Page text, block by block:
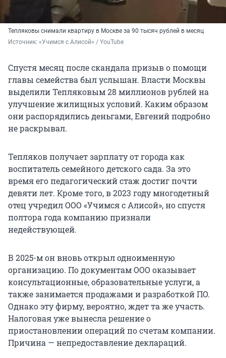
Тепляковы снимали квартиру в Москве за 90 тысяч рублей в месяц
Источник: «Учимся с Алисой» / YouTube
Спустя месяц после скандала призыв о помощи
главы семейства был услышан. Власти Москвы
выделили Тепляковым 28 миллионов рублей на
улучшение жилищных условий. Каким образом
они распорядились деньгами, Евгений подробно
не раскрывал.
Тепляков получает зарплату от города как
воспитатель семейного детского сада. За это
время его педагогический стаж достиг почти
девяти лет. Кроме того, в 2023 году многодетный
отец учредил ООО «Учимся с Алисой», но спустя
полтора года компанию признали
недействующей.
В 2025-м он вновь открыл одноименную
организацию. По документам ООО оказывает
консультационные, образовательные услуги, а
также занимается продажами и разработкой ПО.
Однако эту фирму, вероятно, ждет та же участь.
Налоговая уже вынесла решение о
приостановлении операций по счетам компании.
Причина — непредоставление деклараций.